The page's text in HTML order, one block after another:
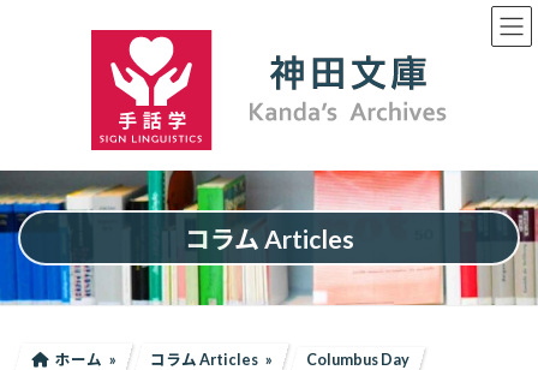
ッ
プ
移
動
コラム Articles
ホーム コラム Articles Columbus Day